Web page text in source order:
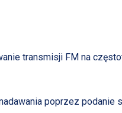
transmisji FM na
poprzez podanie